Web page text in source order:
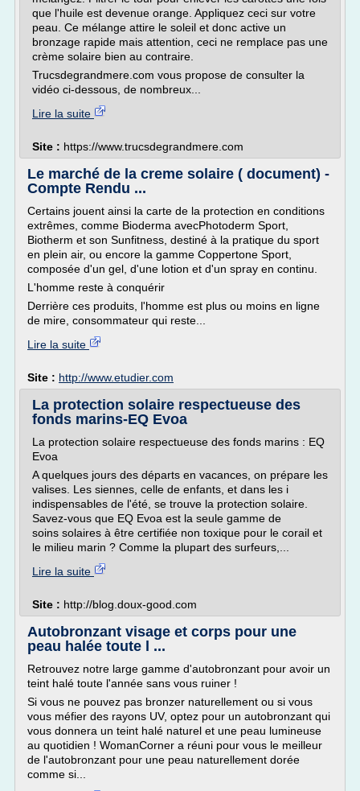
que l'huile est devenue orange. Appliquez ceci sur votre
peau. Ce mélange attire le soleil et donc active un
bronzage rapide mais attention, ceci ne remplace pas une
crème solaire bien au contraire.
Trucsdegrandmere.com vous propose de consulter la
vidéo ci-dessous, de nombreux...
Lire la suite
Site : https://www.trucsdegrandmere.com
Le marché de la creme solaire ( document) -
Compte Rendu ...
Certains jouent ainsi la carte de la protection en conditions
extrêmes, comme Bioderma avecPhotoderm Sport,
Biotherm et son Sunfitness, destiné à la pratique du sport
en plein air, ou encore la gamme Coppertone Sport,
composée d'un gel, d'une lotion et d'un spray en continu.
L'homme reste à conquérir
Derrière ces produits, l'homme est plus ou moins en ligne
de mire, consommateur qui reste...
Lire la suite
Site : http://www.etudier.com
La protection solaire respectueuse des
fonds marins-EQ Evoa
La protection solaire respectueuse des fonds marins : EQ
Evoa
A quelques jours des départs en vacances, on prépare les
valises. Les siennes, celle de enfants, et dans les i
indispensables de l'été, se trouve la protection solaire.
Savez-vous que EQ Evoa est la seule gamme de
soins solaires à être certifiée non toxique pour le corail et
le milieu marin ? Comme la plupart des surfeurs,...
Lire la suite
Site : http://blog.doux-good.com
Autobronzant visage et corps pour une
peau halée toute l ...
Retrouvez notre large gamme d'autobronzant pour avoir un
teint halé toute l'année sans vous ruiner !
Si vous ne pouvez pas bronzer naturellement ou si vous
vous méfier des rayons UV, optez pour un autobronzant qui
vous donnera un teint halé naturel et une peau lumineuse
au quotidien ! WomanCorner a réuni pour vous le meilleur
de l'autobronzant pour une peau naturellement dorée
comme si...